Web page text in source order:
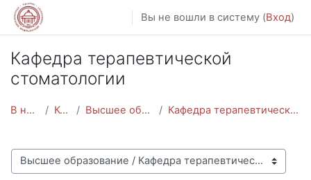
Перейти к основному содержанию
Вы не вошли в систему (Вход)
Кафедра терапевтической
стоматологии
В начало Курсы Высшее образование Кафедра терапевтической стоматологии
Категории курсов